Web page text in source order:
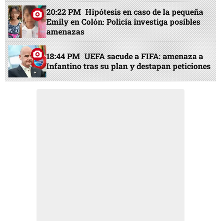
20:22 PM Hipótesis en caso de la pequeña
Emily en Colón: Policía investiga posibles
amenazas
18:44 PM UEFA sacude a FIFA: amenaza a
Infantino tras su plan y destapan peticiones